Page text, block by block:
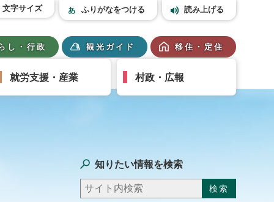
文字サイズ ふりがなをつける 読み上げる
し・行政 観光ガイド 移住・定住
就労支援・産業 村政・広報
知りたい情報を検索